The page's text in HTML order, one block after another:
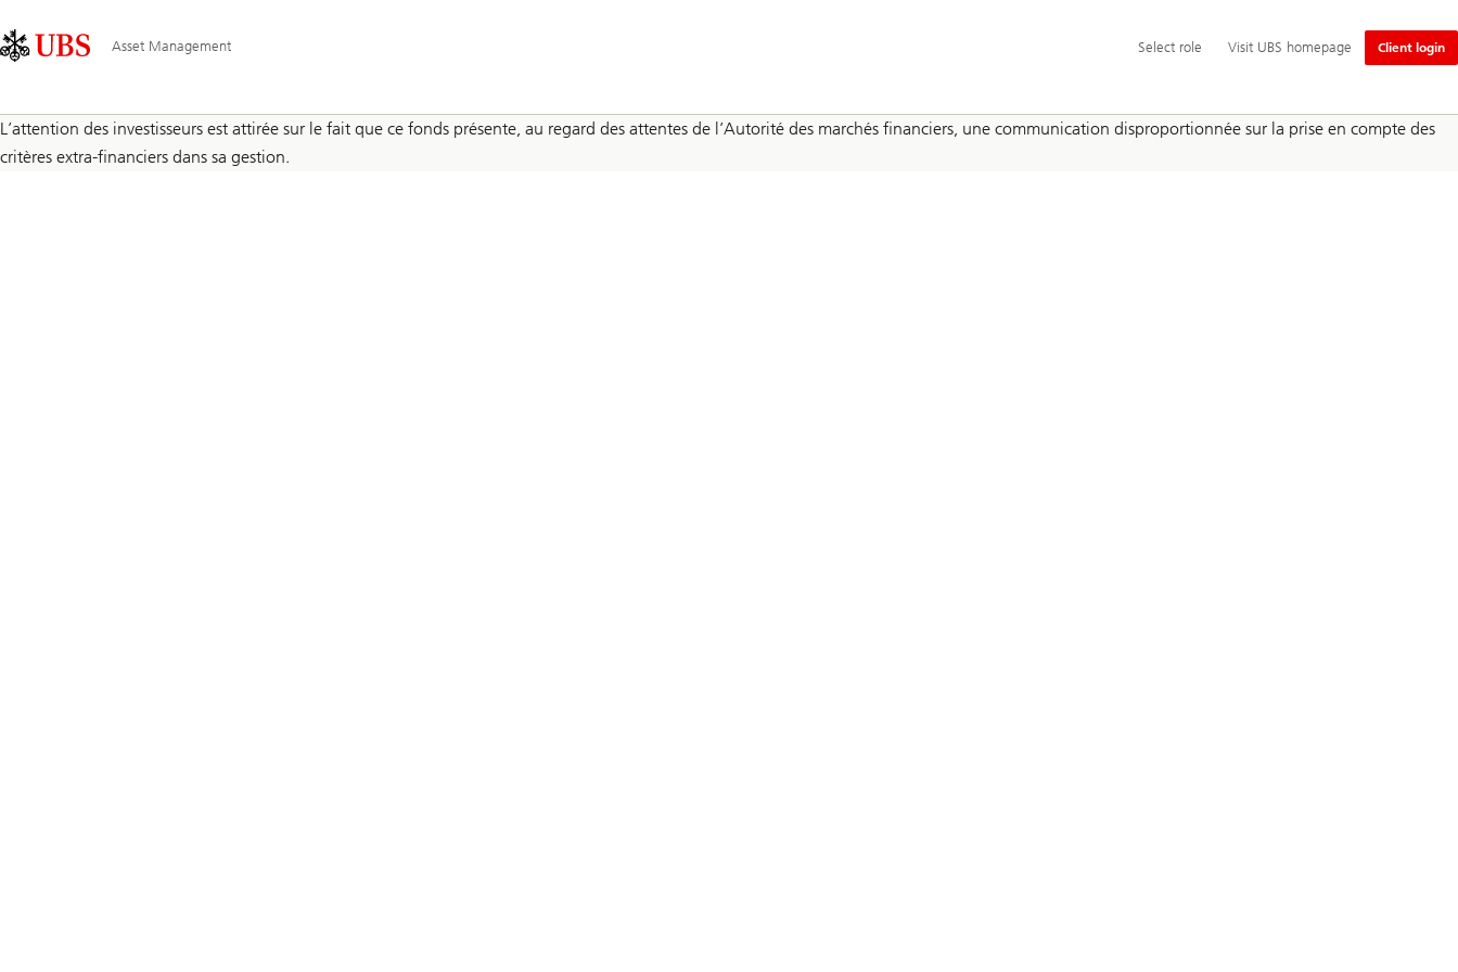
Area
principale
Asset Management
Navigation
principale
Select
role
Select role Visit UBS homepage Client login
L’attention des investisseurs est attirée sur le fait que ce fonds présente, au regard des attentes de l’Autorité des marchés financiers, une communication disproportionnée sur la prise en compte des
critères extra-financiers dans sa gestion.